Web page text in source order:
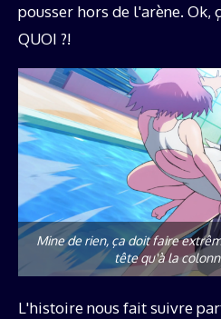
pousser hors de l'arène. Ok,
QUOI ?!
Mine de rien, ça doit faire
tête qu'à la
L'histoire nous fait suivre